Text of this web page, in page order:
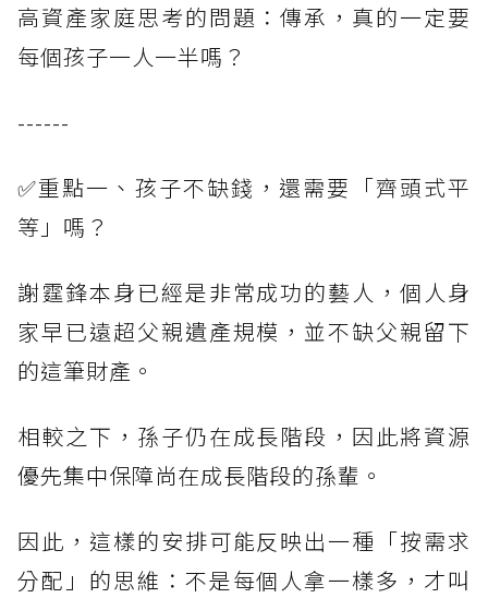
高資產家庭思考的問題：傳承，真的一定要
每個孩子一人一半嗎？
------
✅重點一、孩子不缺錢，還需要「齊頭式平
等」嗎？
謝霆鋒本身已經是非常成功的藝人，個人身
家早已遠超父親遺產規模，並不缺父親留下
的這筆財產。
相較之下，孫子仍在成長階段，因此將資源
優先集中保障尚在成長階段的孫輩。
因此，這樣的安排可能反映出一種「按需求
分配」的思維：不是每個人拿一樣多，才叫